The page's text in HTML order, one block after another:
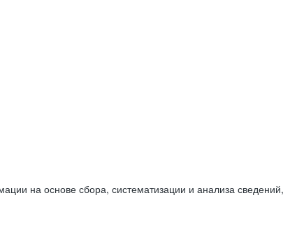
на основе сбора, систематизации и анализа сведений,